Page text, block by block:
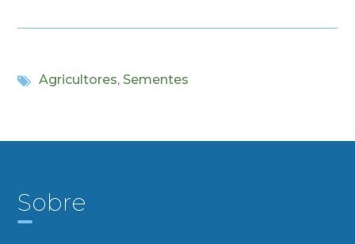
Agricultores, Sementes
Sobre